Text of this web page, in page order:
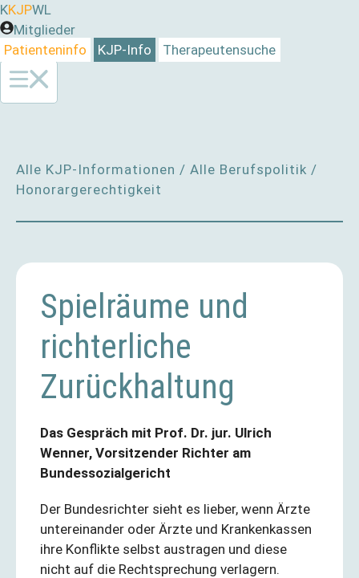
Zum
Inhalt
springen
KKJPWL
Mitglieder
Patienteninfo
KJP-Info Therapeutensuche
Alle KJP-Informationen / Alle Berufspolitik /
Honorargerechtigkeit
Spielräume und
richterliche
Zurückhaltung
Das Gespräch mit Prof. Dr. jur. Ulrich
Wenner, Vorsitzender Richter am
Bundessozialgericht
Der Bundesrichter sieht es lieber, wenn Ärzte
untereinander oder Ärzte und Krankenkassen
ihre Konflikte selbst austragen und diese
nicht auf die Rechtsprechung verlagern.